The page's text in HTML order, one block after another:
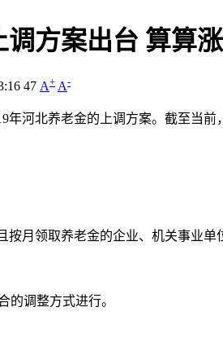
调方案出台 算算
47 A+ A-
年河北养老金的上调方案。截至当
按月领取养老金的企业、机关事业单
的调整方式进行。